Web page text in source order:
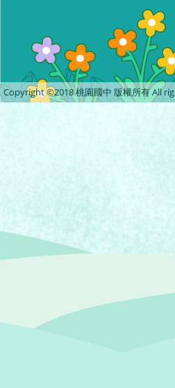
Copyright ©2018 桃園國中 版權所有 All